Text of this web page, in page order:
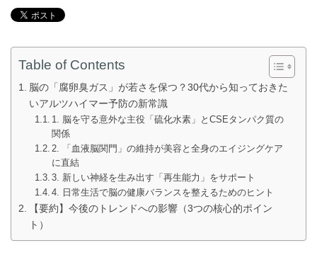
Table of Contents
脳の「腐卵臭ガス」が若さを保つ？30代から知っておきた
いアルツハイマー予防の新常識
1. 脳を守る意外な主役「硫化水素」とCSEタンパク質の
関係
2. 「血液脳関門」の維持が美容と全身のエイジングケア
に直結
3. 新しい神経を生み出す「再生能力」をサポート
4. 日常生活で脳の健康バランスを整えるためのヒント
【要約】今後のトレンドへの影響（3つの核心的ポイン
ト）